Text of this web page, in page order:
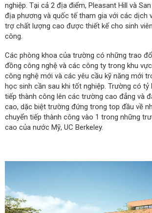
nghiệp. Tại cả 2 địa điểm, Pleasant Hill và
địa phương và quốc tế tham gia với các dịch
trợ chất lượng cao được thiết kế cho sinh
công.
Các phòng khoa của trường có những trao
đồng công nghệ và các công ty trong khu
công nghệ mới và các yêu cầu kỹ năng mới
học sinh cần sau khi tốt nghiệp. Trường có tỷ
tiếp thành công lên các trường cao đẳng và
cao, dặc biệt trường đứng trong top đầu về
chuyển tiếp thành công vào 1 trong những
cao của nước Mỹ, UC Berkeley.